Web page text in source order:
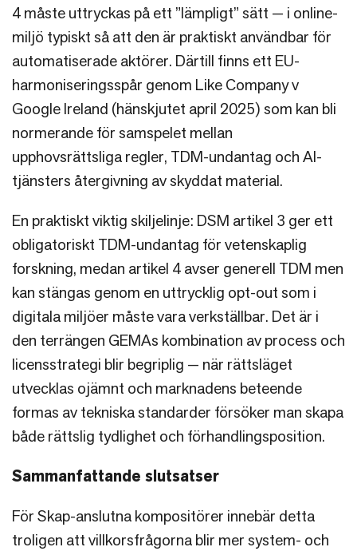
4 måste uttryckas på ett ”lämpligt” sätt — i online-
miljö typiskt så att den är praktiskt användbar för
automatiserade aktörer. Därtill finns ett EU-
harmoniseringsspår genom Like Company v
Google Ireland (hänskjutet april 2025) som kan bli
normerande för samspelet mellan
upphovsrättsliga regler, TDM-undantag och AI-
tjänsters återgivning av skyddat material.
En praktiskt viktig skiljelinje: DSM artikel 3 ger ett
obligatoriskt TDM-undantag för vetenskaplig
forskning, medan artikel 4 avser generell TDM men
kan stängas genom en uttrycklig opt-out som i
digitala miljöer måste vara verkställbar. Det är i
den terrängen GEMAs kombination av process och
licensstrategi blir begriplig — när rättsläget
utvecklas ojämnt och marknadens beteende
formas av tekniska standarder försöker man skapa
både rättslig tydlighet och förhandlingsposition.
Sammanfattande slutsatser
För Skap-anslutna kompositörer innebär detta
troligen att villkorsfrågorna blir mer system- och